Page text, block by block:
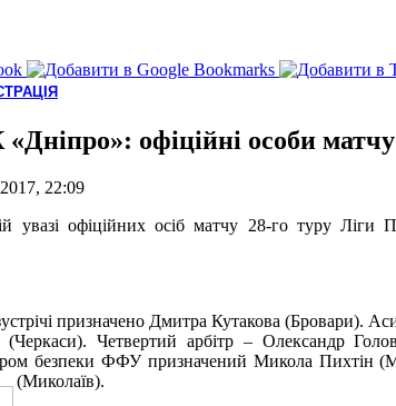
офіційні особи матчу
22:09
увазі офіційних осіб матчу 28-го туру
призначено Дмитра Кутакова (Бровари).
Четвертий арбітр – Олександр
безпеки ФФУ призначений Микола Пихтін
(Миколаїв).